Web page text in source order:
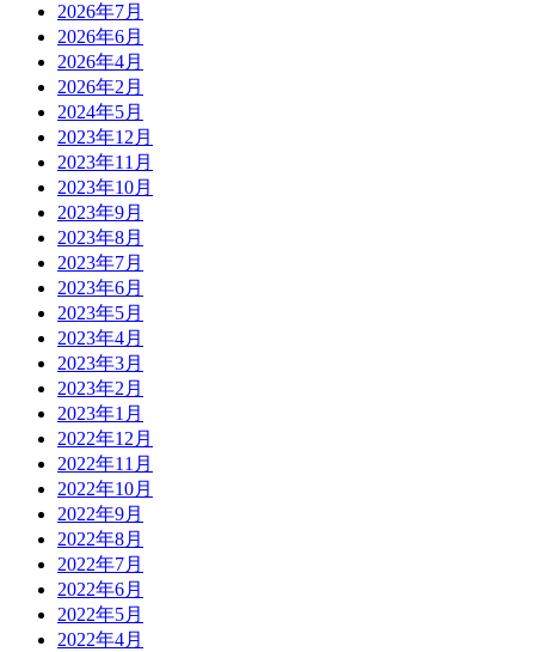
2026年7月
2026年6月
2026年4月
2026年2月
2024年5月
2023年12月
2023年11月
2023年10月
2023年9月
2023年8月
2023年7月
2023年6月
2023年5月
2023年4月
2023年3月
2023年2月
2023年1月
2022年12月
2022年11月
2022年10月
2022年9月
2022年8月
2022年7月
2022年6月
2022年5月
2022年4月